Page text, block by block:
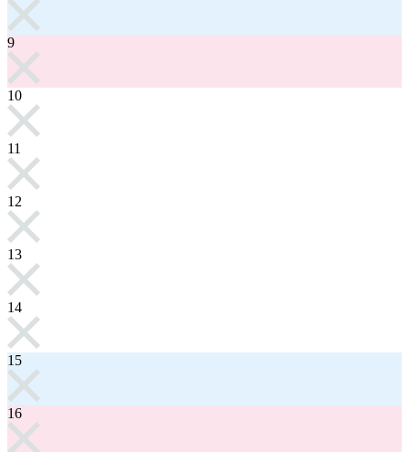
9
10
11
12
13
14
15
16